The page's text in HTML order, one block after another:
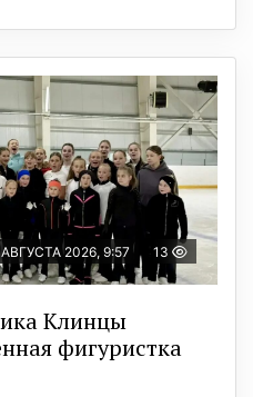
2026, 9:57 13
Клинцы
фигуристка